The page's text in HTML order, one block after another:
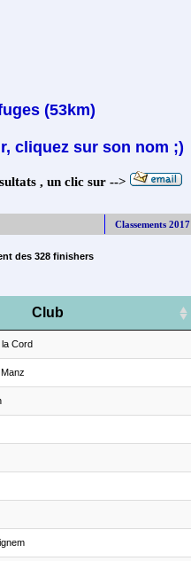
(53km)
cliquez sur son nom ;)
, un clic sur -->
Classements 2017
des 328 finishers
Club
Cord